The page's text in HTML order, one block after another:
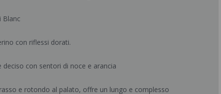
Blanc
con riflessi dorati.
deciso con sentori di noce e arancia
e rotondo al palato, offre un lungo e complesso